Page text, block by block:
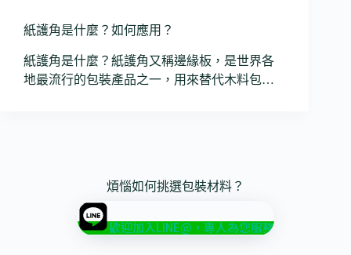
紙護角是什麼？如何應用？
紙護角是什麼？紙護角又稱邊緣板，是世界各
地最流行的包裝產品之一，用來替代木料包…
煩惱如何挑選包裝材料？
歡迎加入LINE@，專人為您服務